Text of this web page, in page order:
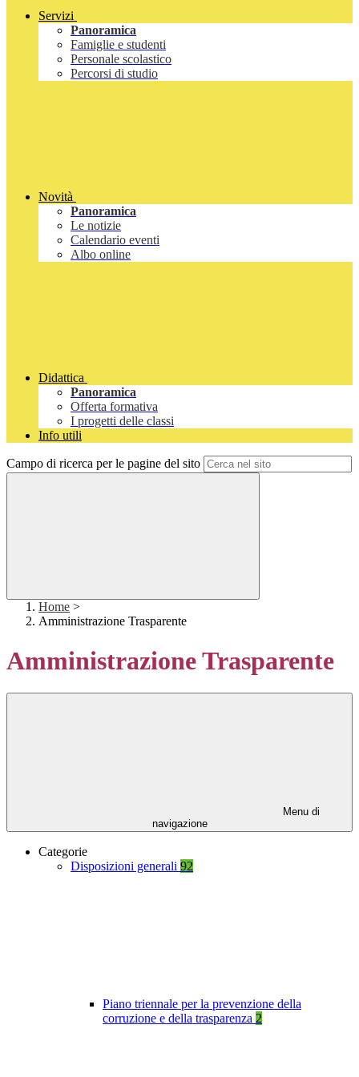
Servizi
Panoramica
Famiglie e studenti
Personale scolastico
Percorsi di studio
Novità
Panoramica
Le notizie
Calendario eventi
Albo online
Didattica
Panoramica
Offerta formativa
I progetti delle classi
Info utili
Campo di ricerca per le pagine del sito
Home >
Amministrazione Trasparente
Amministrazione Trasparente
Menu di
navigazione
Categorie
Disposizioni generali 92
Piano triennale per la prevenzione della
corruzione e della trasparenza 2